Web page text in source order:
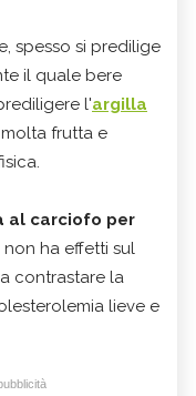
spesso si predilige
il quale bere
l'argilla
frutta e
al carciofo per
ha effetti sul
contrastare la
lieve e